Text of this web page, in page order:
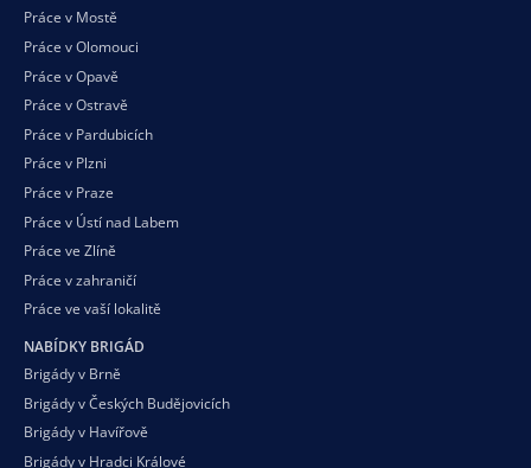
Práce v Mostě
Práce v Olomouci
Práce v Opavě
Práce v Ostravě
Práce v Pardubicích
Práce v Plzni
Práce v Praze
Práce v Ústí nad Labem
Práce ve Zlíně
Práce v zahraničí
Práce ve vaší lokalitě
NABÍDKY BRIGÁD
Brigády v Brně
Brigády v Českých Budějovicích
Brigády v Havířově
Brigády v Hradci Králové